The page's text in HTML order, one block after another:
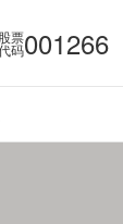
股票
码001266